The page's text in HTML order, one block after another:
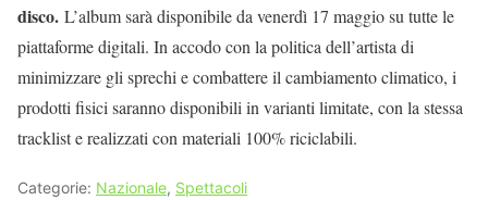
disco. L’album sarà disponibile da venerdì 17 maggio su tutte le
piattaforme digitali. In accodo con la politica dell’artista di
minimizzare gli sprechi e combattere il cambiamento climatico, i
prodotti fisici saranno disponibili in varianti limitate, con la stessa
tracklist e realizzati con materiali 100% riciclabili.
Categorie: Nazionale, Spettacoli